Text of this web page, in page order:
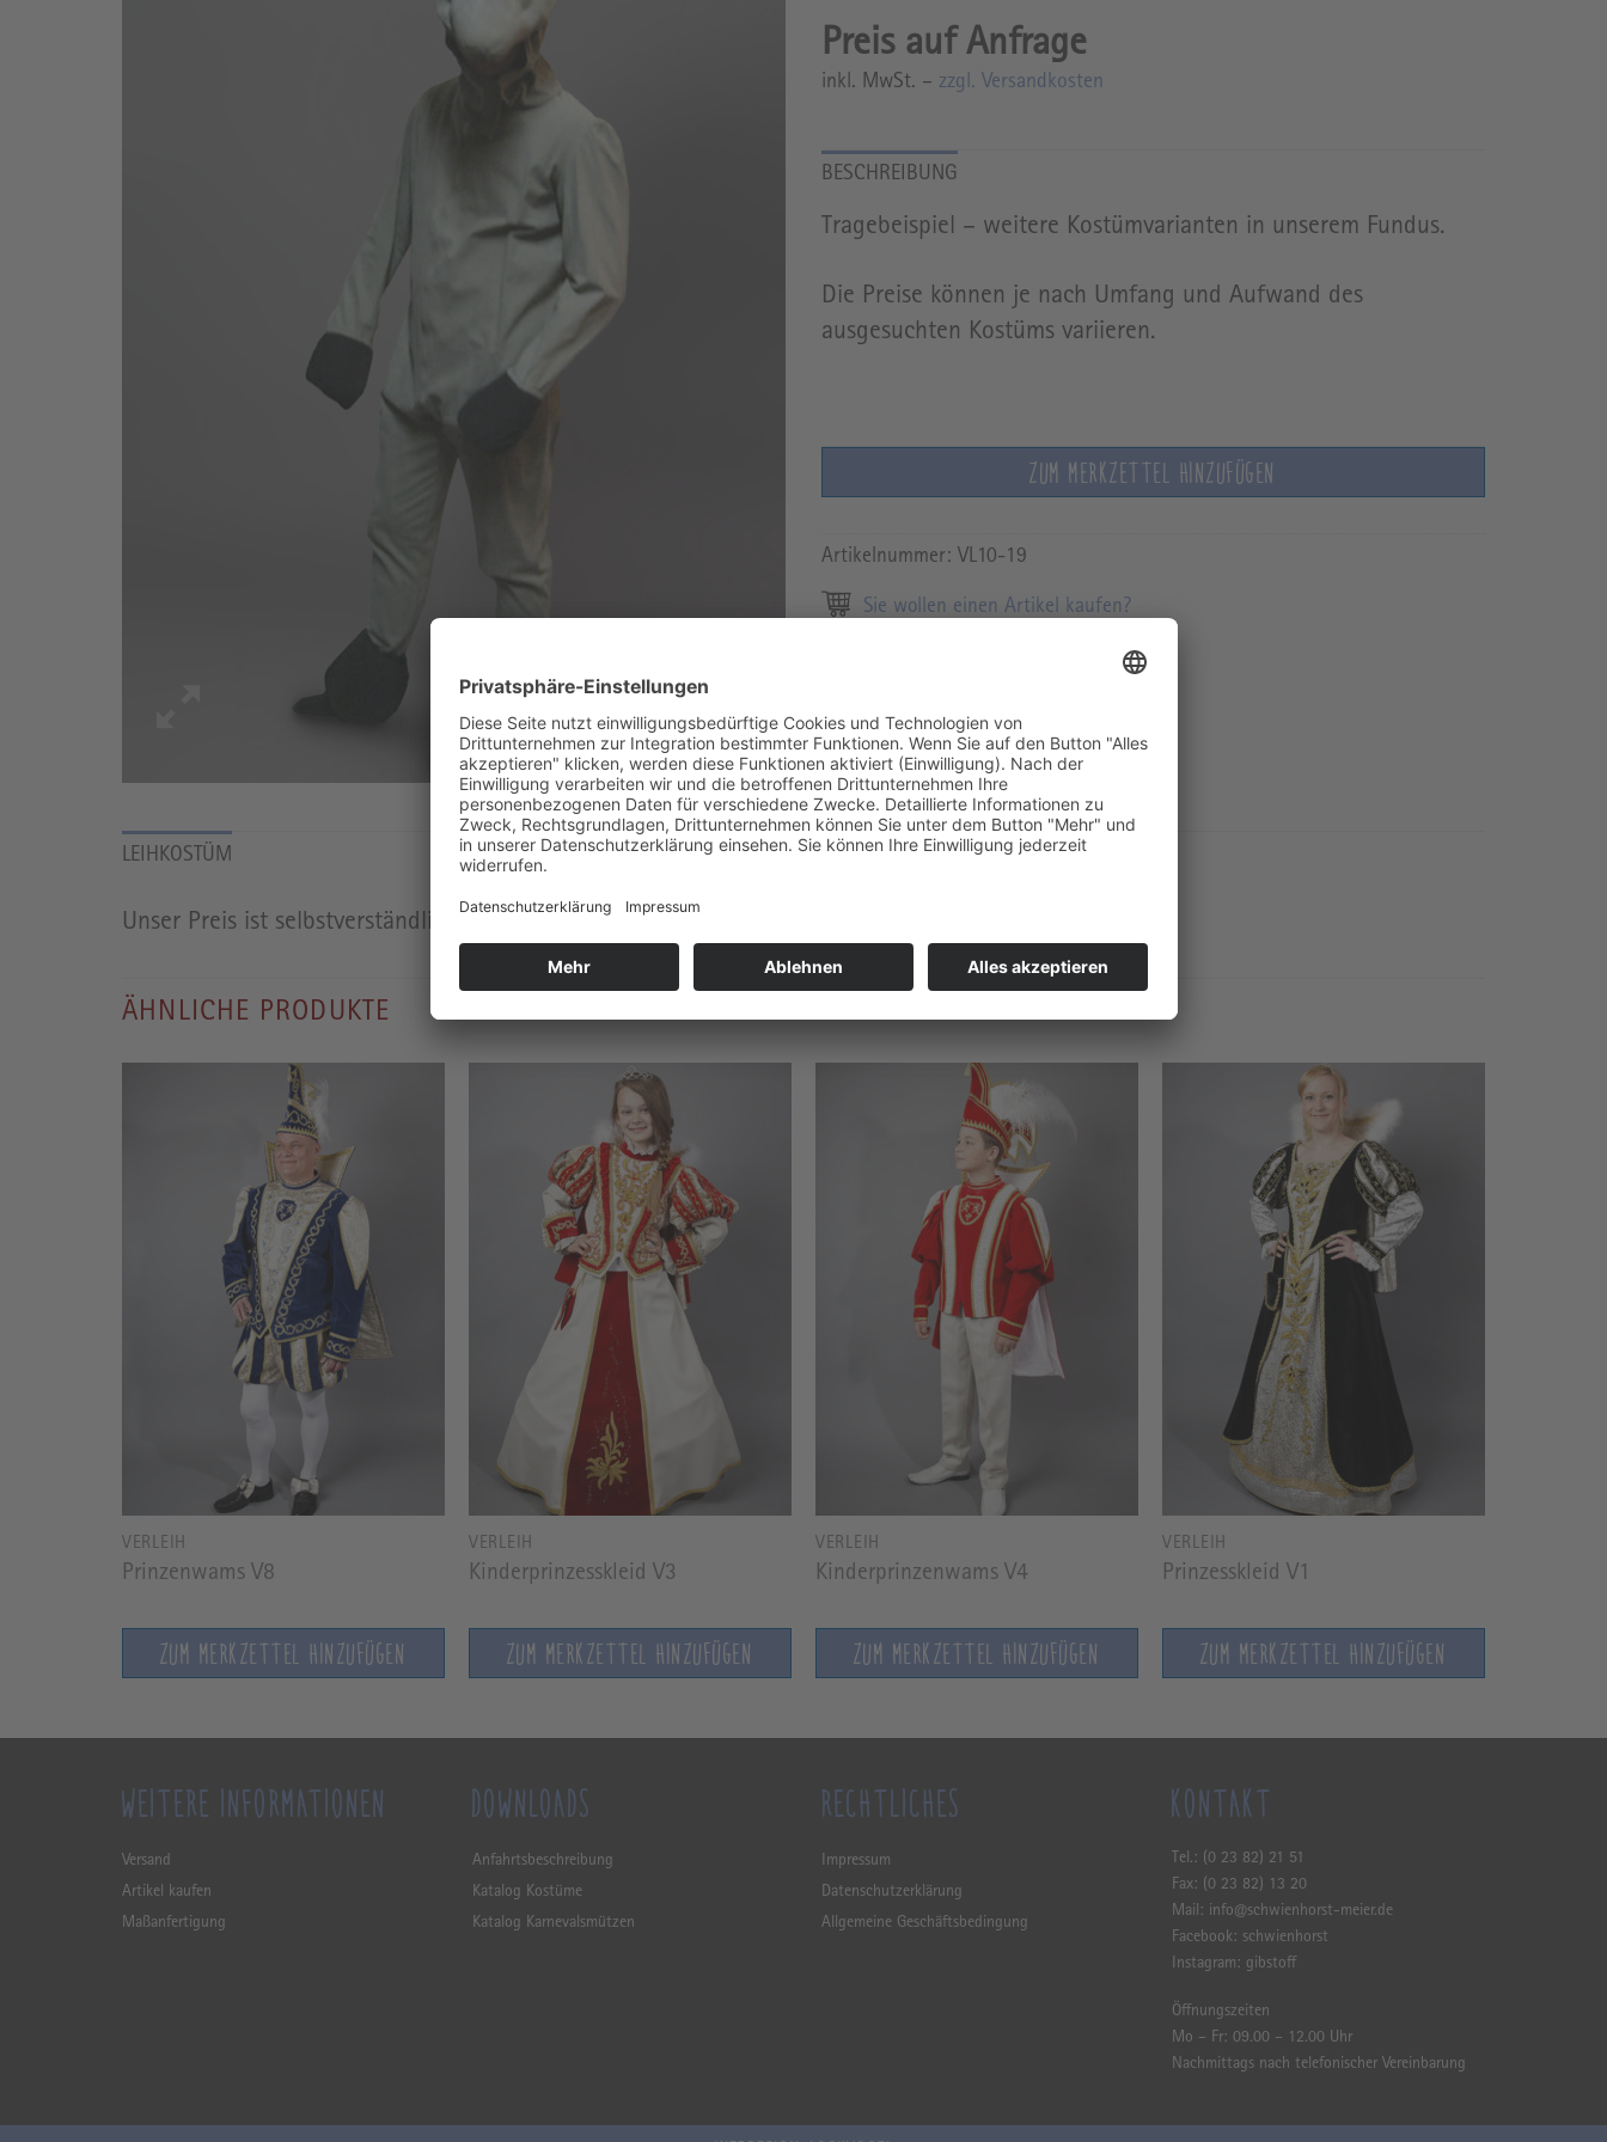
inkl. MwSt. – zzgl. Versandkosten
Tragebeispiel – weitere Kostümvarianten in unserem Fundus.
Die Preise können je nach Umfang und Aufwand des
ausgesuchten Kostüms variieren.
ZUM MERKZETTEL HINZUFÜGEN
Artikelnummer: VL10-19
Sie wollen einen Artikel kaufen?
Informationen zur Maßanfertigung
LEIHKOSTÜM
Unser Preis ist selbstverständlich inkl. Endreinigung und für max. 5 Tage.
ÄHNLICHE PRODUKTE
VERLEIH
Prinzenwams V8
ZUM MERKZETTEL HINZUFÜGEN
VERLEIH
Kinderprinzesskleid V3
ZUM MERKZETTEL HINZUFÜGEN
VERLEIH
Kinderprinzenwams V4
ZUM MERKZETTEL HINZUFÜGEN
VERLEIH
Prinzesskleid V1
ZUM MERKZETTEL HINZUFÜGEN
WEITERE INFORMATIONEN
Versand
Artikel kaufen
Maßanfertigung
DOWNLOADS
Anfahrtsbeschreibung
Katalog Kostüme
Katalog Karnevalsmützen
RECHTLICHES
Impressum
Datenschutzerklärung
Allgemeine Geschäftsbedingung
KONTAKT
Tel.: (0 23 82) 21 51
Fax: (0 23 82) 13 20
Mail: info@schwienhorst-meier.de
Facebook: schwienhorst
Instagram: gibstoff
Öffnungszeiten
Mo – Fr: 09.00 – 12.00 Uhr
Nachmittags nach telefonischer Vereinbarung